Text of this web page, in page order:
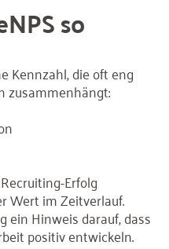
so
Kennzahl, die oft eng
zusammenhängt:
Erfolg
Wert im Zeitverlauf.
ein Hinweis darauf, dass
positiv entwickeln.